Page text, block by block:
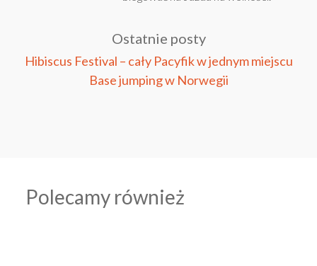
Ostatnie posty
Hibiscus Festival – cały Pacyfik w jednym miejscu
Base jumping w Norwegii
Polecamy również